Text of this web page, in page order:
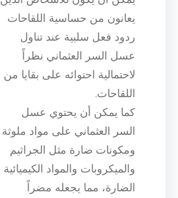
يعانون من حساسية اللقاحات
ردود فعل سلبية عند تناول
عسل السر العثماني نظراً
لاحتمالية احتوائه على بقايا من
اللقاحات.
كما يمكن أن يحتوي عسل
السر العثماني على مواد ملوثة
ومكونات ضارة مثل الجراثيم
والميكروبات والمواد الكيميائية
الضارة، مما يجعله مضراً